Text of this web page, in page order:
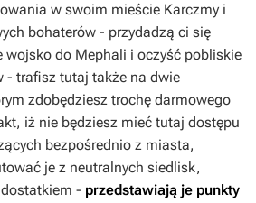
w swoim mieście Karczmy i
bohaterów - przydadzą ci się
wojsko do Mephali i oczyść pobliskie
- trafisz tutaj także na dwie
zdobędziesz trochę darmowego
iż nie będziesz mieć tutaj dostępu
bezpośrednio z miasta,
je z neutralnych siedlisk,
- przedstawiają je punkty